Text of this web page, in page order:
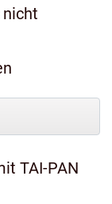
nicht
TAI-PAN